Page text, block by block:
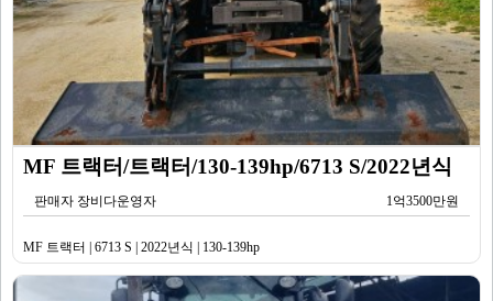
MF 트랙터/트랙터/130-139hp/6713 S/2022년식
판매자 장비다운영자 1억3500만원
MF 트랙터 | 6713 S | 2022년식 | 130-139hp